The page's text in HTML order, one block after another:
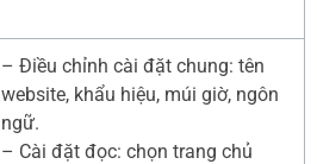
– Điều chỉnh cài đặt chung: tên
website, khẩu hiệu, múi giờ, ngôn
ngữ.
– Cài đặt đọc: chọn trang chủ